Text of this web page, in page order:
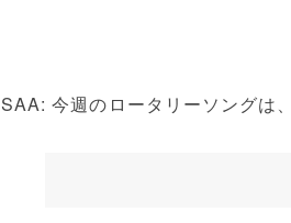
SAA: 今週のロータリーソングは